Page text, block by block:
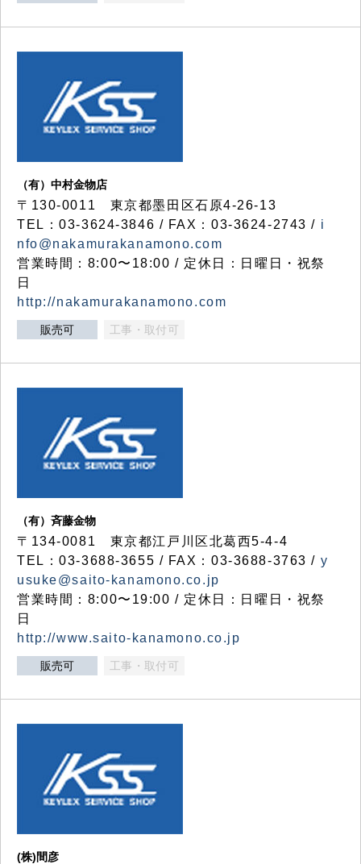
（有）中村金物店
〒130-0011 東京都墨田区石原4-26-13
TEL：03-3624-3846 / FAX：03-3624-2743 / i
nfo@nakamurakanamono.com
営業時間：8:00〜18:00 / 定休日：日曜日・祝祭
日
http://nakamurakanamono.com
販売可 工事・取付可
（有）斉藤金物
〒134-0081 東京都江戸川区北葛西5-4-4
TEL：03-3688-3655 / FAX：03-3688-3763 / y
usuke@saito-kanamono.co.jp
営業時間：8:00〜19:00 / 定休日：日曜日・祝祭
日
http://www.saito-kanamono.co.jp
販売可 工事・取付可
(株)間彦